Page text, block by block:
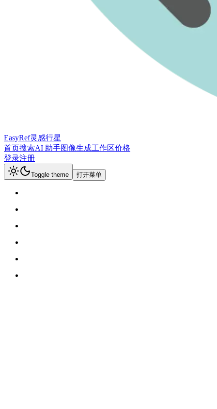
EasyRef灵感行星
首页搜索AI 助手图像生成工作区价格
登录注册
Toggle theme 打开菜单